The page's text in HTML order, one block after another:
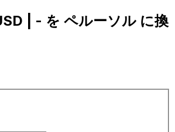
| - を ペルーソル に換